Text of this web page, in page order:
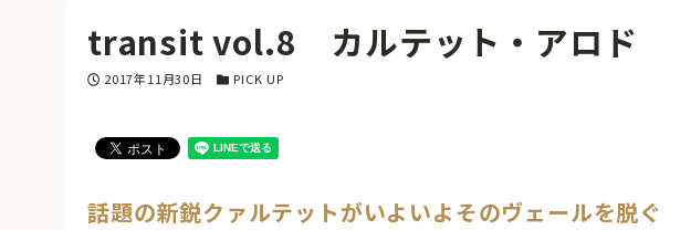
古楽とその先と オーケストラの楽
現場のプロが推す！間違いないオーケ
無料ライブ配信スケジュール
か た な
transit vol.8 カルテット・アロド
投稿日
2017年11月30日 カテゴリー
PICK UP
話題の新鋭クァルテットがいよいよそのヴェールを脱ぐ